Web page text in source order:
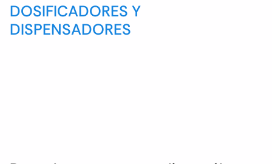
DOSIFICADORES Y
DISPENSADORES